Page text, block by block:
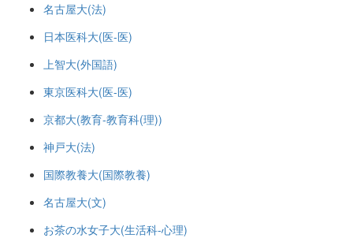
名古屋大(法)
日本医科大(医-医)
上智大(外国語)
東京医科大(医-医)
京都大(教育-教育科(理))
神戸大(法)
国際教養大(国際教養)
名古屋大(文)
お茶の水女子大(生活科-心理)